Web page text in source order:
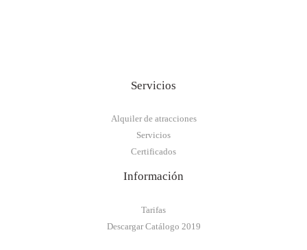
Servicios
Alquiler de atracciones
Servicios
Certificados
Información
Tarifas
Descargar Catálogo 2019